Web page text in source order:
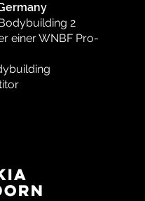
2
einer WNBF Pro-